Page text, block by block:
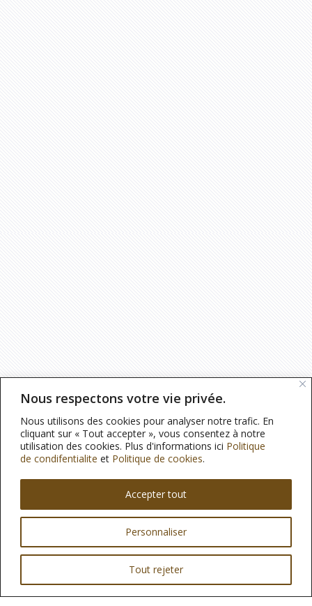
Nous respectons votre vie privée.
Nous utilisons des cookies pour analyser notre trafic. En
cliquant sur « Tout accepter », vous consentez à notre
utilisation des cookies. Plus d'informations ici Politique
de condifentialite et Politique de cookies.
Personnaliser
Tout rejeter
Accepter tout